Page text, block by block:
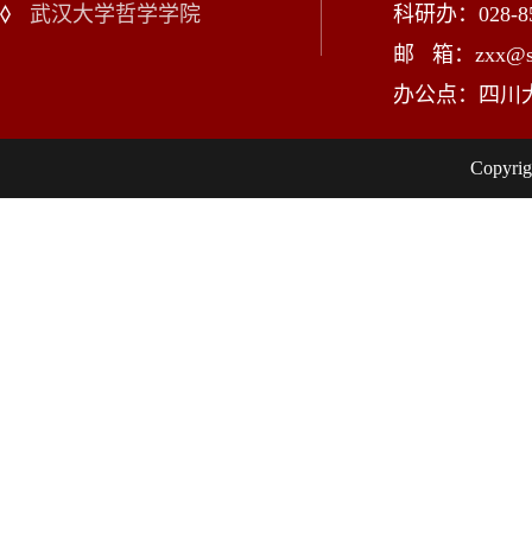
武汉大学哲学学院
科研办：028-
邮 箱：
办公点：四川